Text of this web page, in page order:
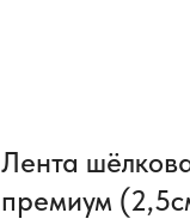
Лента
премиум